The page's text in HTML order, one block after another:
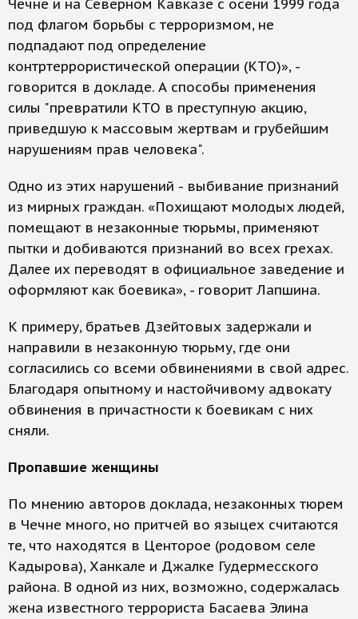
Чечне и на Северном Кавказе с осени 1999 года
под флагом борьбы с терроризмом, не
подпадают под определение
контртеррористической операции (КТО)», -
говорится в докладе. А способы применения
силы "превратили КТО в преступную акцию,
приведшую к массовым жертвам и грубейшим
нарушениям прав человека".
Одно из этих нарушений - выбивание признаний
из мирных граждан. «Похищают молодых людей,
помещают в незаконные тюрьмы, применяют
пытки и добиваются признаний во всех грехах.
Далее их переводят в официальное заведение и
оформляют как боевика», - говорит Лапшина.
К примеру, братьев Дзейтовых задержали и
направили в незаконную тюрьму, где они
согласились со всеми обвинениями в свой адрес.
Благодаря опытному и настойчивому адвокату
обвинения в причастности к боевикам с них
сняли.
Пропавшие женщины
По мнению авторов доклада, незаконных тюрем
в Чечне много, но притчей во языцех считаются
те, что находятся в Центорое (родовом селе
Кадырова), Ханкале и Джалке Гудермесского
района. В одной из них, возможно, содержалась
жена известного террориста Басаева Элина